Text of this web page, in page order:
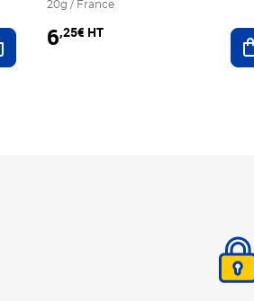
Ajouter au panier
20g / France
6,25€ HT